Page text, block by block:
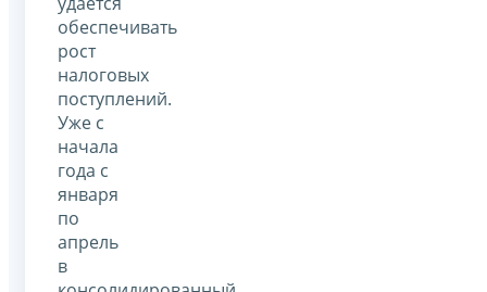
обеспечивать
рост
налоговых
поступлений.
Уже с
начала
года с
января
по
апрель
в